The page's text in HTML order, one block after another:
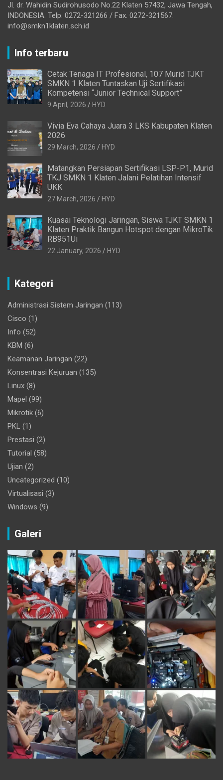
Jl. dr. Wahidin Sudirohusodo No.22 Klaten 57432, Jawa Tengah,
INDONESIA. Telp. 0272-321266 / Fax. 0272-321567.
info@smkn1klaten.sch.id
Info terbaru
Cetak Tenaga IT Profesional, 107 Murid TJKT
SMKN 1 Klaten Tuntaskan Uji Sertifikasi
Kompetensi “Junior Technical Support”
9 April, 2026 HYD
Vivia Eva Cahaya Juara 3 LKS Kabupaten Klaten
2026
29 March, 2026 HYD
Matangkan Persiapan Sertifikasi LSP-P1, Murid
TKJ SMKN 1 Klaten Jalani Pelatihan Intensif
UKK
27 March, 2026 HYD
Kuasai Teknologi Jaringan, Siswa TJKT SMKN 1
Klaten Praktik Bangun Hotspot dengan MikroTik
RB951Ui
22 January, 2026 HYD
Kategori
Administrasi Sistem Jaringan (113)
Cisco (1)
Info (52)
KBM (6)
Keamanan Jaringan (22)
Konsentrasi Kejuruan (135)
Linux (8)
Mapel (99)
Mikrotik (6)
PKL (1)
Prestasi (2)
Tutorial (58)
Ujian (2)
Uncategorized (10)
Virtualisasi (3)
Windows (9)
Galeri